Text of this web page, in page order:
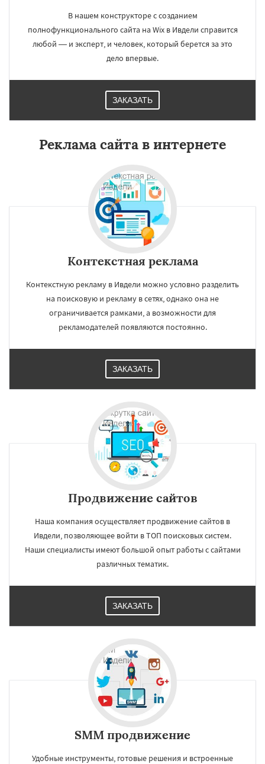
В нашем конструкторе c созданием
полнофункционального сайта на Wix в Ивдели справится
любой — и эксперт, и человек, который берется за это
дело впервые.
ЗАКАЗАТЬ
Реклама сайта в интернете
Контекстная реклама
Контекстную рекламу в Ивдели можно условно разделить
на поисковую и рекламу в сетях, однако она не
ограничивается рамками, а возможности для
рекламодателей появляются постоянно.
ЗАКАЗАТЬ
Продвижение сайтов
Наша компания осуществляет продвижение сайтов в
Ивдели, позволяющее войти в ТОП поисковых систем.
Наши специалисты имеют большой опыт работы с сайтами
различных тематик.
ЗАКАЗАТЬ
SMM продвижение
Удобные инструменты, готовые решения и встроенные